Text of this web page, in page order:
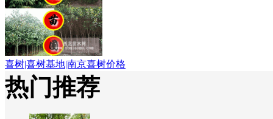
喜树|喜树基地|南京喜树价格
热门推荐